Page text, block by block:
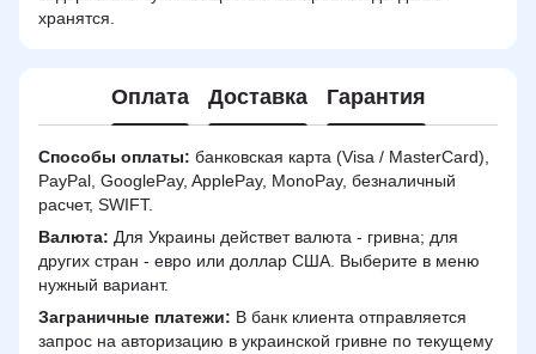
хранятся.
Оплата Доставка Гарантия
Способы оплаты: банковская карта (Visa / MasterCard),
PayPal, GooglePay, ApplePay, MonoPay, безналичный
расчет, SWIFT.
Валюта: Для Украины действет валюта - гривна; для
других стран - евро или доллар США. Выберите в меню
нужный вариант.
Заграничные платежи: В банк клиента отправляется
запрос на авторизацию в украинской гривне по текущему